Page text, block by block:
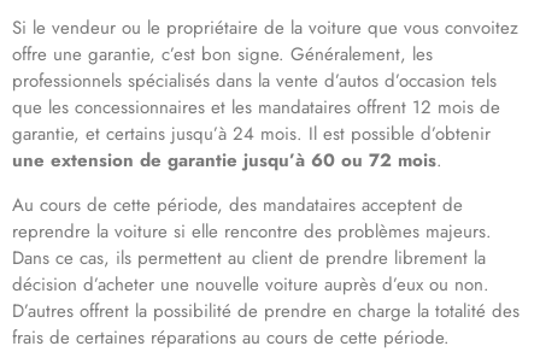
Si le vendeur ou le propriétaire de la voiture que vous convoitez
offre une garantie, c’est bon signe. Généralement, les
professionnels spécialisés dans la vente d’autos d’occasion tels
que les concessionnaires et les mandataires offrent 12 mois de
garantie, et certains jusqu’à 24 mois. Il est possible d’obtenir
une extension de garantie jusqu’à 60 ou 72 mois.
Au cours de cette période, des mandataires acceptent de
reprendre la voiture si elle rencontre des problèmes majeurs.
Dans ce cas, ils permettent au client de prendre librement la
décision d’acheter une nouvelle voiture auprès d’eux ou non.
D’autres offrent la possibilité de prendre en charge la totalité des
frais de certaines réparations au cours de cette période.